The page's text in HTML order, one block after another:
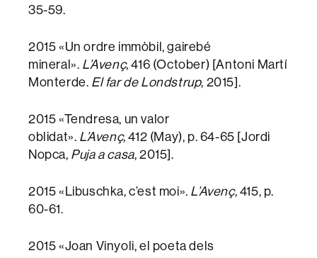
35-59.
2015 «Un ordre immòbil, gairebé
mineral». L’Avenç, 416 (October) [Antoni Martí
Monterde. El far de Londstrup, 2015].
2015 «Tendresa, un valor
oblidat». L’Avenç, 412 (May), p. 64-65 [Jordi
Nopca, Puja a casa, 2015].
2015 «Libuschka, c’est moi». L’Avenç, 415, p.
60-61.
2015 «Joan Vinyoli, el poeta dels